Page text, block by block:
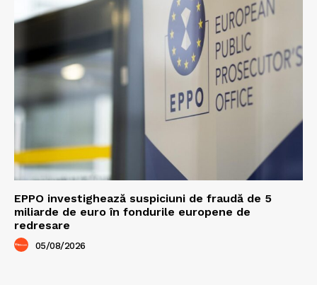
EPPO investighează suspiciuni de fraudă de 5
miliarde de euro în fondurile europene de
redresare
05/08/2026